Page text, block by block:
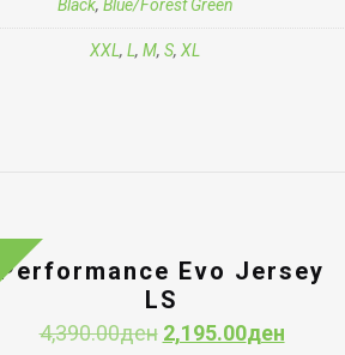
Black, Blue/Forest Green
XXL,L,M,S,XL
Performance Evo Jersey
LS
4,390.00ден Original
2,195.00денCurrent